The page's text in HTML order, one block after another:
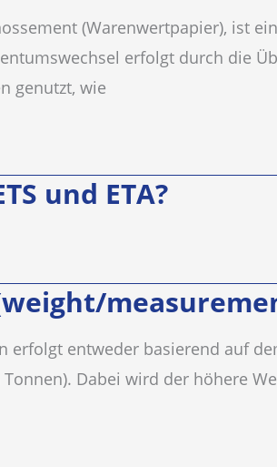
(Warenwertpapier), ist
erfolgt durch die
genutzt, wie
und ETA?
erfolgt entweder basierend auf
Dabei wird der höhere